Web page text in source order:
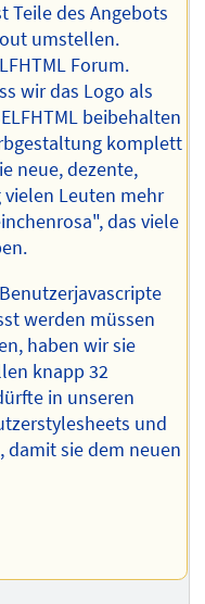
Teile des Angebots
umstellen.
Forum.
wir das Logo als
beibehalten
komplett
neue, dezente,
vielen Leuten mehr
das viele
werden müssen
haben wir sie
knapp 32
in unseren
und
damit sie dem neuen